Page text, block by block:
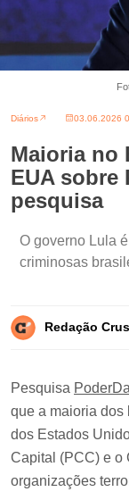
Diários 03.06.2026
Maioria no
EUA sobre
pesquisa
O governo Lula
criminosas
Redação
Pesquisa
que a maioria dos
dos Estados
Capital (PCC) e o
organizações